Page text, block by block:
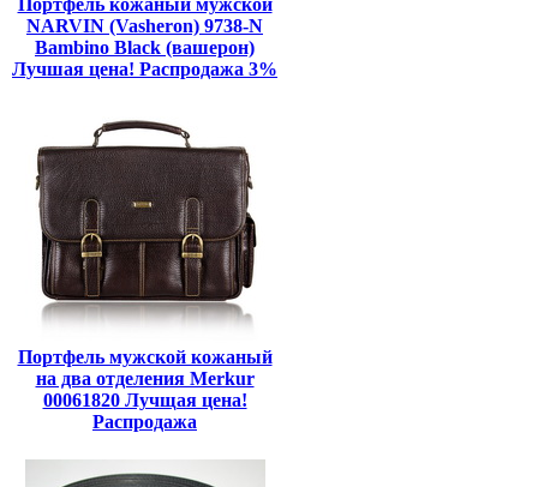
Портфель кожаный мужской
NARVIN (Vasheron) 9738-N
Bambino Black (вашерон)
Лучшая цена! Распродажа 3%
Портфель мужской кожаный
на два отделения Merkur
00061820 Лучщая цена!
Распродажа